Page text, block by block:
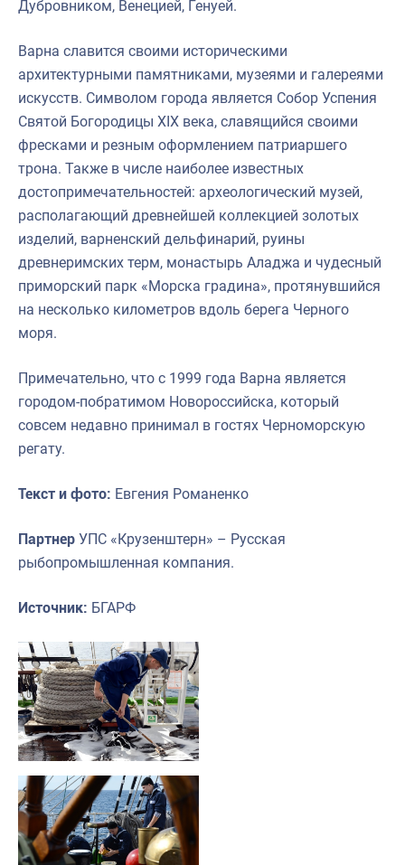
Дубровником, Венецией, Генуей.
Варна славится своими историческими
архитектурными памятниками, музеями и галереями
искусств. Символом города является Собор Успения
Святой Богородицы XIX века, славящийся своими
фресками и резным оформлением патриаршего
трона. Также в числе наиболее известных
достопримечательностей: археологический музей,
располагающий древнейшей коллекцией золотых
изделий, варненский дельфинарий, руины
древнеримских терм, монастырь Аладжа и чудесный
приморский парк «Морска градина», протянувшийся
на несколько километров вдоль берега Черного
моря.
Примечательно, что с 1999 года Варна является
городом-побратимом Новороссийска, который
совсем недавно принимал в гостях Черноморскую
регату.
Текст и фото: Евгения Романенко
Партнер УПС «Крузенштерн» – Русская
рыбопромышленная компания.
Источник: БГАРФ